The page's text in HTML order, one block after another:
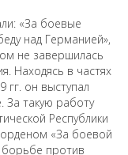
«За боевые
над Германией»,
не завершилась
Находясь в частях
он выступал
За такую работу
Республики
«За боевой
борьбе против